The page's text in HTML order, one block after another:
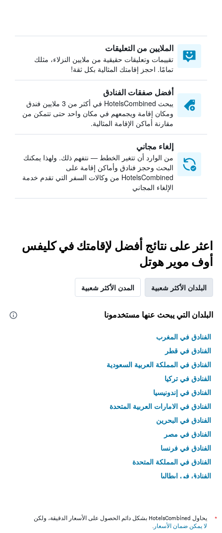
الملايين من التعليقات
تقييمات وتعليقات حقيقية من ملايين النزلاء، مثلك
تمامًا. احجز إقامتك المثالية بكل ثقة!
أفضل صفقات الفنادق
يبحث HotelsCombined في أكثر من 3 ملايين فندق
ومكان إقامة ويجمعهم في مكان واحد حتى تتمكن من
مقارنة أماكن الإقامة المثالية.
إلغاء مجاني
من الوارد أن تتغير الخطط — نتفهم ذلك. ولهذا يمكنك
البحث وحجز فنادق وأماكن إقامة على
HotelsCombined من وكالات السفر التي تقدم خدمة
الإلغاء المجاني
اعثر على نتائج أفضل لإقامتك في كليفس
أوف موير هوتل
البلدان الأكثر شعبية المدن الأكثر شعبية
البلدان التي يبحث عنها مستخدمونا
الفنادق في المغرب
الفنادق في قطر
الفنادق في المملكة العربية السعودية
الفنادق في تركيا
الفنادق في إندونيسيا
الفنادق في الامارات العربية المتحدة
الفنادق في البحرين
الفنادق في مصر
الفنادق في فرنسا
الفنادق في المملكة المتحدة
الفنادق في إيطاليا
*
يحاول HotelsCombined بشكل دائم الحصول على الأسعار الدقيقة، ولكن
لا يمكن ضمان الأسعار .